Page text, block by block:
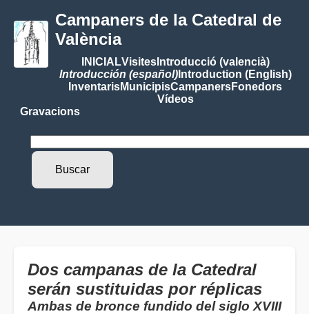
Campaners de la Catedral de
València
INICIALVisitesIntroducció (valencià)
Introducción (español)Introduction (English)
InventarisMunicipisCampanersFonedors
Vídeos
Gravacions
Dos campanas de la Catedral
serán sustituidas por réplicas
Ambas de bronce fundido del siglo XVIII